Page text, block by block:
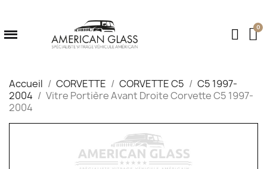
Accueil CORVETTE CORVETTE C5
C5 1997-
2004
Vitre Portière Avant Droite Corvette C5 1997-
2004